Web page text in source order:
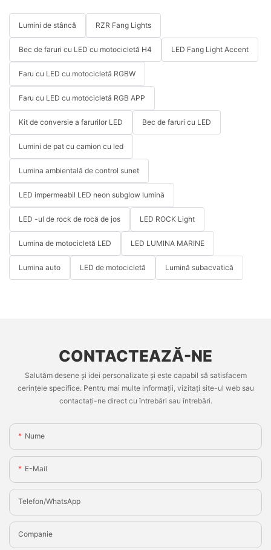
Lumini de stâncă RZR Fang Lights
Bec de faruri cu LED cu motocicletă H4 LED Fang Light Accent
Faru cu LED cu motocicletă RGBW
Faru cu LED cu motocicletă RGB APP
Kit de conversie a farurilor LED Bec de faruri cu LED
Lumini de pat cu camion cu led
Lumina ambientală de control sunet
LED impermeabil LED neon subglow lumină
LED -ul de rock de rocă de jos LED ROCK Light
Lumina de motocicletă LED LED LUMINA MARINE
Lumina auto LED de motocicletă Lumină subacvatică
CONTACTEAZĂ-NE
Salutăm desene și idei personalizate și este capabil să satisfacem
cerințele specifice. Pentru mai multe informații, vizitați site-ul web sau
contactați-ne direct cu întrebări sau întrebări.
Nume
E-Mail
Telefon/WhatsApp
Companie